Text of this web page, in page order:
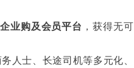
业购及会员平台 ，获得无可
人士、长途司机等多元化、